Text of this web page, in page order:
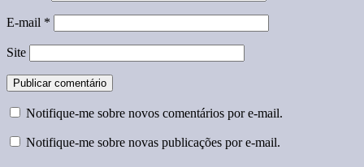
E-mail *
Site
Notifique-me sobre novos comentários por e-mail.
Notifique-me sobre novas publicações por e-mail.